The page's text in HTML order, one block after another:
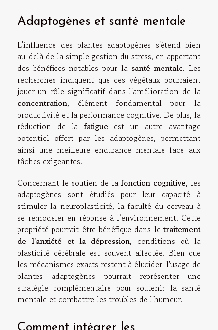
Adaptogènes et santé mentale
L'influence des plantes adaptogènes s'étend bien
au-delà de la simple gestion du stress, en apportant
des bénéfices notables pour la santé mentale. Les
recherches indiquent que ces végétaux pourraient
jouer un rôle significatif dans l'amélioration de la
concentration, élément fondamental pour la
productivité et la performance cognitive. De plus, la
réduction de lafatigue est un autre avantage
potentiel offert par les adaptogènes, permettant
ainsi une meilleure endurance mentale face aux
tâches exigeantes.
Concernant le soutien de lafonction cognitive, les
adaptogènes sont étudiés pour leur capacité à
stimuler la neuroplasticité, la faculté du cerveau à
se remodeler en réponse à l’environnement. Cette
propriété pourrait être bénéfique dans letraitement
de l'anxiété et la dépression, conditions où la
plasticité cérébrale est souvent affectée. Bien que
les mécanismes exacts restent à élucider, l'usage de
plantes adaptogènes pourrait représenter une
stratégie complémentaire pour soutenir la santé
mentale et combattre les troubles de l'humeur.
Comment intégrer les